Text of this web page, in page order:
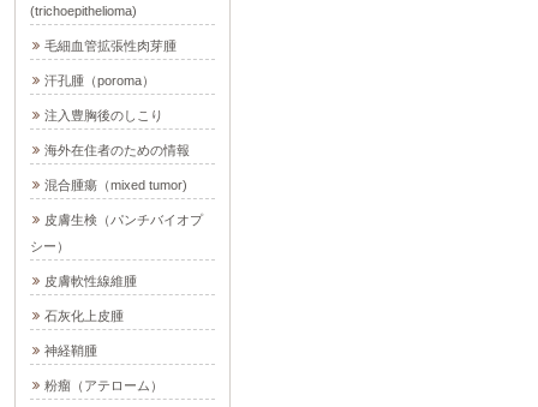
(trichoepithelioma)
毛細血管拡張性肉芽腫
汗孔腫（poroma）
注入豊胸後のしこり
海外在住者のための情報
混合腫瘍（mixed tumor)
皮膚生検（パンチバイオプ
シー）
皮膚軟性線維腫
石灰化上皮腫
神経鞘腫
粉瘤（アテローム）